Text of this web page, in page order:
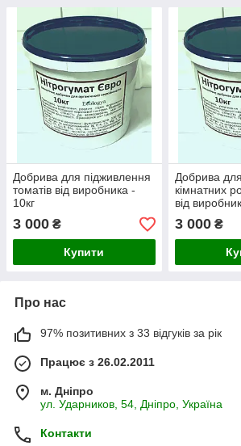
Добрива для підживлення
томатів від виробника -
10кг
3 000 ₴
Купити
Добрива
кімнатних
від
3 000₴
Про нас
97% позитивних з 33 відгуків за рік
Працює з 26.02.2011
м. Дніпро
ул. Ударников, 54, Дніпро, Україна
Контакти